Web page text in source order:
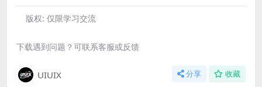
版权: 仅限学习交流
下载遇到问题？可联系客服或反馈
UIUIX 分享 收藏